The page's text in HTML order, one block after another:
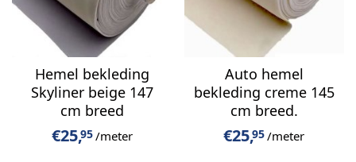
Hemel bekleding
Skyliner beige 147
cm breed
€25,95/meter
Auto hemel
bekleding creme 145
cm breed.
€25,95/meter